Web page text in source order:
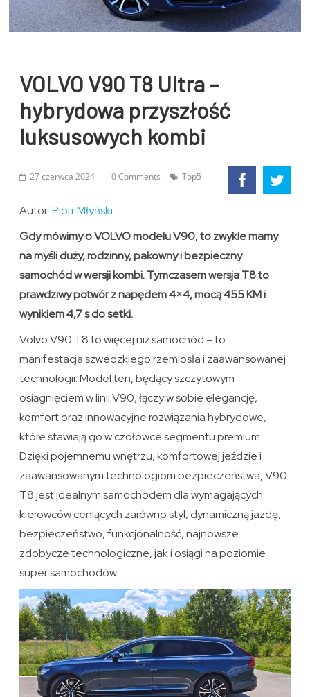
VOLVO V90 T8 Ultra –
hybrydowa przyszłość
luksusowych kombi
27 czerwca 2024 0 Comments Top5
Autor:Piotr Młyński
Gdy mówimy o VOLVO modelu V90, to zwykle mamy
na myśli duży, rodzinny, pakowny i bezpieczny
samochód w wersji kombi. Tymczasem wersja T8 to
prawdziwy potwór z napędem 4×4, mocą 455 KM i
wynikiem 4,7 s do setki.
Volvo V90 T8 to więcej niż samochód – to
manifestacja szwedzkiego rzemiosła i zaawansowanej
technologii. Model ten, będący szczytowym
osiągnięciem w linii V90, łączy w sobie elegancję,
komfort oraz innowacyjne rozwiązania hybrydowe,
które stawiają go w czołówce segmentu premium.
Dzięki pojemnemu wnętrzu, komfortowej jeździe i
zaawansowanym technologiom bezpieczeństwa, V90
T8 jest idealnym samochodem dla wymagających
kierowców ceniących zarówno styl, dynamiczną jazdę,
bezpieczeństwo, funkcjonalność, najnowsze
zdobycze technologiczne, jak i osiągi na poziomie
super samochodów.